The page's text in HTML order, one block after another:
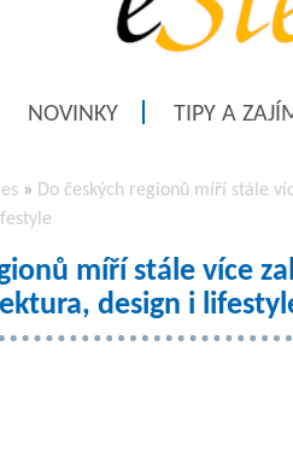
NOVINKY TIPY A
» Do českých regionů míří stále
míří stále více
design i